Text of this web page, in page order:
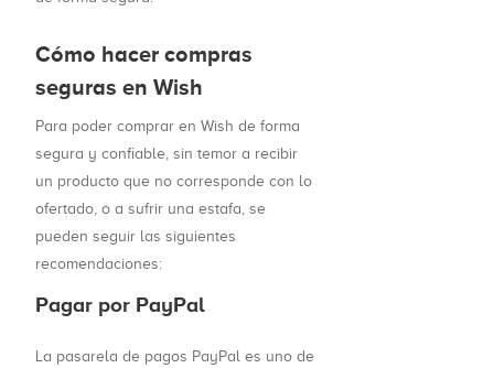
Cómo hacer compras
seguras en Wish
Para poder comprar en Wish de forma
segura y confiable, sin temor a recibir
un producto que no corresponde con lo
ofertado, o a sufrir una estafa, se
pueden seguir las siguientes
recomendaciones:
Pagar por PayPal
La pasarela de pagos PayPal es uno de